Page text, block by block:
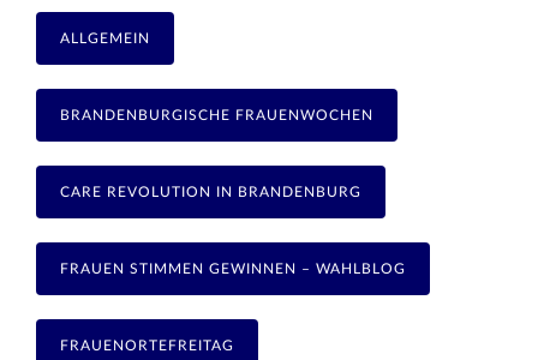
ALLGEMEIN
BRANDENBURGISCHE FRAUENWOCHEN
CARE REVOLUTION IN BRANDENBURG
FRAUEN STIMMEN GEWINNEN – WAHLBLOG
FRAUENORTEFREITAG